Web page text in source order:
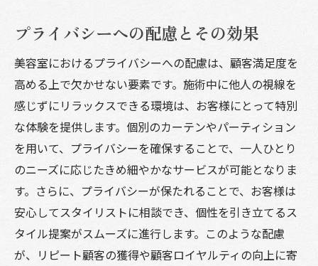
プライバシーへの配慮とその効果
美容室におけるプライバシーへの配慮は、顧客満足度を
高める上で欠かせない要素です。施術中に他人の視線を
感じずにリラックスできる環境は、お客様にとって特別
な体験を提供します。個別のカーテンやパーティション
を用いて、プライバシーを確保することで、一人ひとり
のニーズに応じたきめ細やかなサービスが可能となりま
す。さらに、プライバシーが保たれることで、お客様は
安心してスタイリストに相談でき、個性を引き立てるス
タイル提案がスムーズに進行します。このような配慮
が、リピート顧客の獲得や顧客ロイヤルティの向上に寄